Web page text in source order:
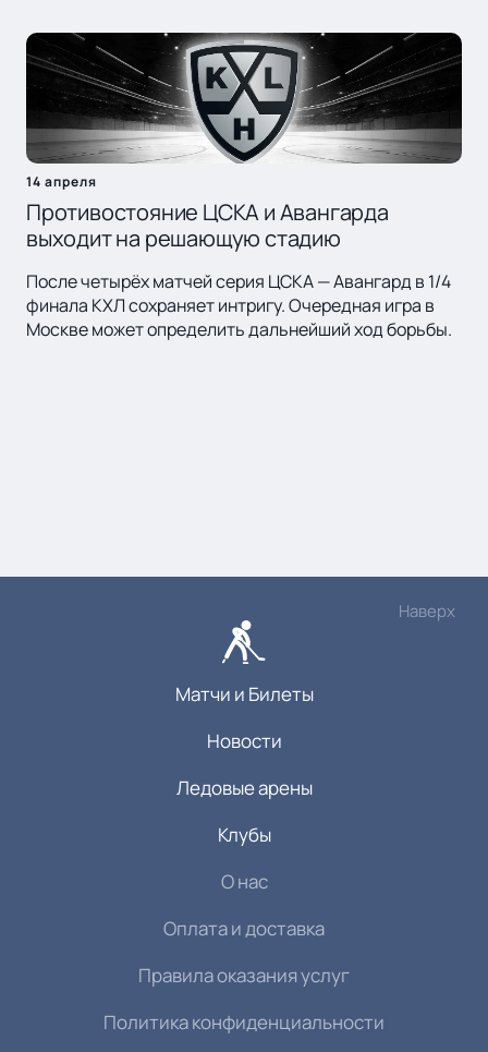
14 апреля
Противостояние ЦСКА и Авангарда
выходит на решающую стадию
После четырёх матчей серия ЦСКА — Авангард в 1/4
финала КХЛ сохраняет интригу. Очередная игра в
Москве может определить дальнейший ход борьбы.
Наверх
Матчи и Билеты
Новости
Ледовые арены
Клубы
О нас
Оплата и доставка
Правила оказания услуг
Политика конфиденциальности